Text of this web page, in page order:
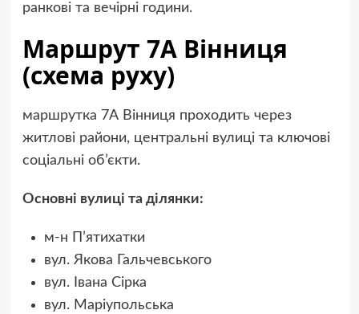
ранкові та вечірні години.
Маршрут 7А Вінниця
(схема руху)
маршрутка 7А Вінниця проходить через
житлові райони, центральні вулиці та ключові
соціальні об’єкти.
Основні вулиці та ділянки:
м-н П’ятихатки
вул. Якова Гальчевського
вул. Івана Сірка
вул. Маріупольська